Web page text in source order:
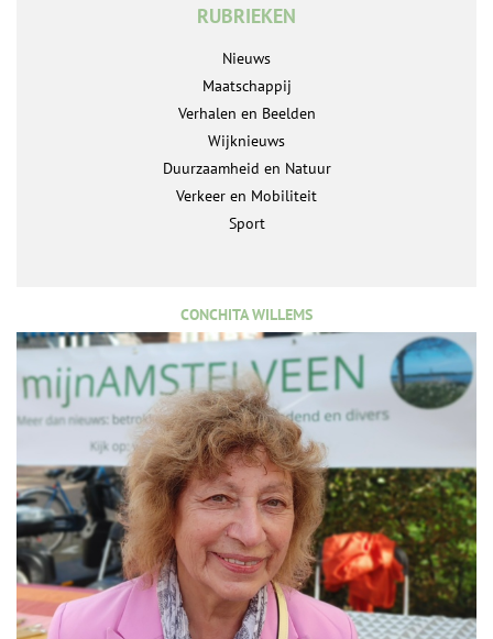
RUBRIEKEN
Nieuws
Maatschappij
Verhalen en Beelden
Wijknieuws
Duurzaamheid en Natuur
Verkeer en Mobiliteit
Sport
CONCHITA WILLEMS